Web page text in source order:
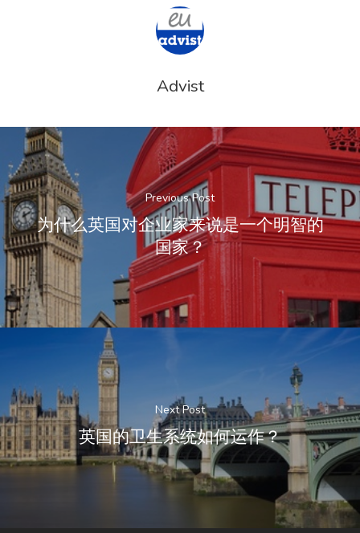
Advist
Previous Post
为什么英国对企业家来说是一个明智的
国家？
Next Post
英国的卫生系统如何运作？